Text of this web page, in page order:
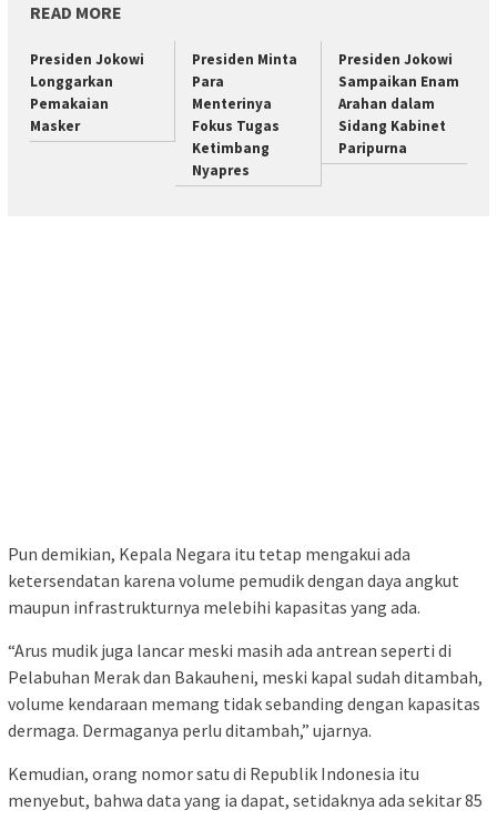
READ MORE
Presiden Jokowi
Longgarkan
Pemakaian
Masker
Presiden Minta
Para
Menterinya
Fokus Tugas
Ketimbang
Nyapres
Presiden Jokowi
Sampaikan Enam
Arahan dalam
Sidang Kabinet
Paripurna
Pun demikian, Kepala Negara itu tetap mengakui ada
ketersendatan karena volume pemudik dengan daya angkut
maupun infrastrukturnya melebihi kapasitas yang ada.
“Arus mudik juga lancar meski masih ada antrean seperti di
Pelabuhan Merak dan Bakauheni, meski kapal sudah ditambah,
volume kendaraan memang tidak sebanding dengan kapasitas
dermaga. Dermaganya perlu ditambah,” ujarnya.
Kemudian, orang nomor satu di Republik Indonesia itu
menyebut, bahwa data yang ia dapat, setidaknya ada sekitar 85